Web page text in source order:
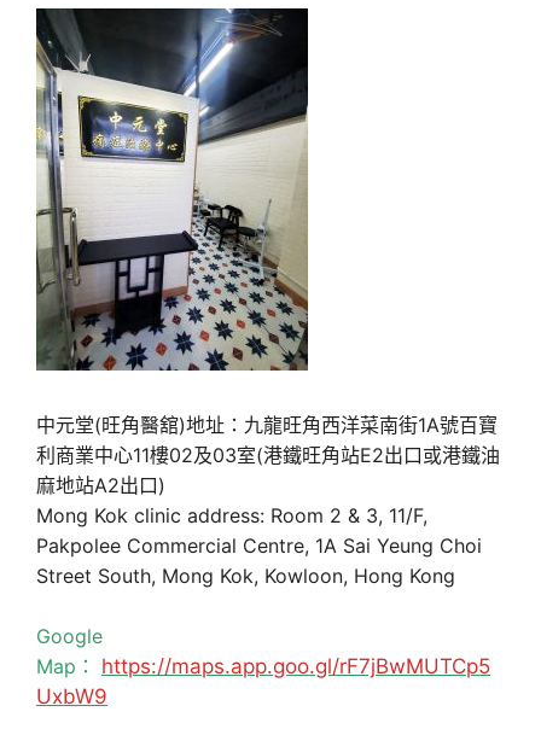
中元堂(旺角醫舘)地址：九龍旺角西洋菜南街1A號百寶
利商業中心11樓02及03室(港鐵旺角站E2出口或港鐵油
麻地站A2出口)
Mong Kok clinic address: Room 2 & 3, 11/F,
Pakpolee Commercial Centre, 1A Sai Yeung Choi
Street South, Mong Kok, Kowloon, Hong Kong
Google
Map： https://maps.app.goo.gl/rF7jBwMUTCp5
UxbW9